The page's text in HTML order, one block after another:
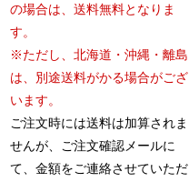
の場合は、送料無料となりま
す。
※ただし、北海道・沖縄・離島
は、別途送料がかる場合がござ
います。
ご注文時には送料は加算されま
せんが、ご注文確認メールに
て、金額をご連絡させていただ